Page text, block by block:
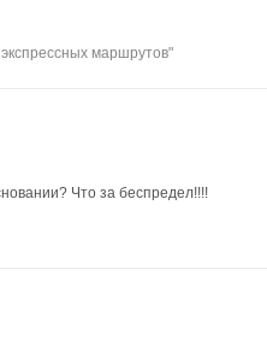
маршрутов"
Что за беспредел!!!!